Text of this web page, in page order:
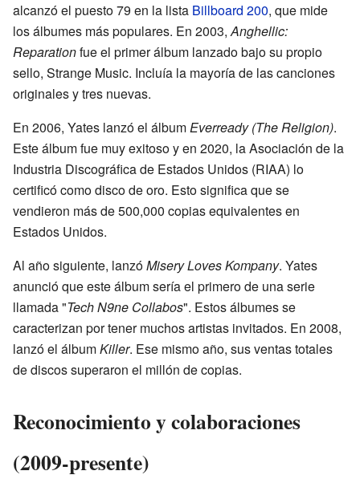
alcanzó el puesto 79 en la lista Billboard 200, que mide
los álbumes más populares. En 2003,Anghellic:
Reparationfue el primer álbum lanzado bajo su propio
sello, Strange Music. Incluía la mayoría de las canciones
originales y tres nuevas.
En 2006, Yates lanzó el álbumEverready (The Religion).
Este álbum fue muy exitoso y en 2020, la Asociación de la
Industria Discográfica de Estados Unidos (RIAA) lo
certificó como disco de oro. Esto significa que se
vendieron más de 500,000 copias equivalentes en
Estados Unidos.
Al año siguiente, lanzóMisery Loves Kompany. Yates
anunció que este álbum sería el primero de una serie
llamada "Tech N9ne Collabos". Estos álbumes se
caracterizan por tener muchos artistas invitados. En 2008,
lanzó el álbumKiller. Ese mismo año, sus ventas totales
de discos superaron el millón de copias.
Reconocimiento y colaboraciones
(2009-presente)